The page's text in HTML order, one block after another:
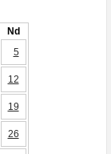
Nd
5
12
19
26